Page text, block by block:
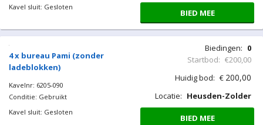
Kavel sluit: Gesloten
BIED MEE
4 x bureau Pami (zonder
ladeblokken)
Kavelnr: 6205-090
Conditie: Gebruikt
Kavel sluit: Gesloten
Biedingen: 0
Startbod: €200,00
Huidig bod: € 200,00
Locatie: Heusden-Zolder
BIED MEE